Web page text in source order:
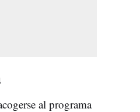
al programa